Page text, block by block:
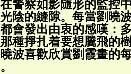
警察如影隨形的監控
陰的縫隙。每當劉曉
會發出由衷的感嘆：
種掙扎着要想騰飛的
波喜歡欣賞劉霞畫的